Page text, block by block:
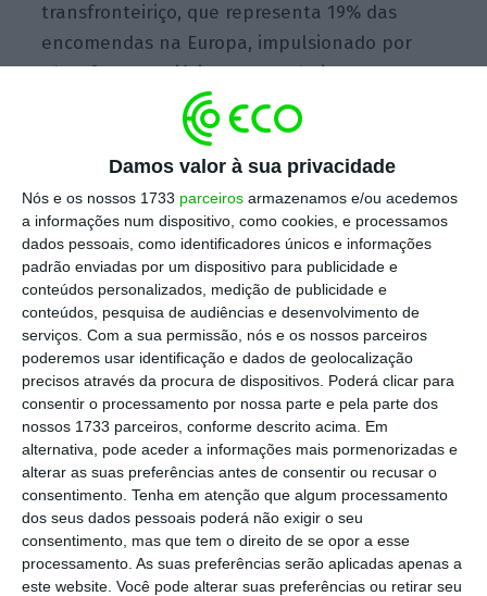
Damos valor à sua privacidade
Nós e os nossos 1733 parceiros armazenamos e/ou acedemos
a informações num dispositivo, como cookies, e processamos
dados pessoais, como identificadores únicos e informações
padrão enviadas por um dispositivo para publicidade e
conteúdos personalizados, medição de publicidade e
conteúdos, pesquisa de audiências e desenvolvimento de
serviços. Com a sua permissão, nós e os nossos parceiros
poderemos usar identificação e dados de geolocalização
precisos através da procura de dispositivos. Poderá clicar para
consentir o processamento por nossa parte e pela parte dos
nossos 1733 parceiros, conforme descrito acima. Em
alternativa, pode aceder a informações mais pormenorizadas e
alterar as suas preferências antes de consentir ou recusar o
consentimento. Tenha em atenção que algum processamento
dos seus dados pessoais poderá não exigir o seu
consentimento, mas que tem o direito de se opor a esse
processamento. As suas preferências serão aplicadas apenas a
este website. Você pode alterar suas preferências ou retirar seu
transfronteiriço, que representa 19% das
encomendas na Europa, impulsionado por
plataformas asiáticas como Shein ou Temu. A
aquisição da Cacesa,
especializada em desalfandegamento,
fechada por 91 milhões de euros em
dezembro por parte da equipa liderada por
João Bento, CEO dos CTT.
CTT fazem negócio com DHL para distribuir
encomendas online
Ler Mais
“A Cacesa foi adquirida a múltiplos altamente
atrativos: 4,5 vezes o EV/EBITDA,versusos 10
vezes a que os CTT negociam atualmente”,
sublinham os analistas Joaquín García-Quirós
e Maksym Mishyn.